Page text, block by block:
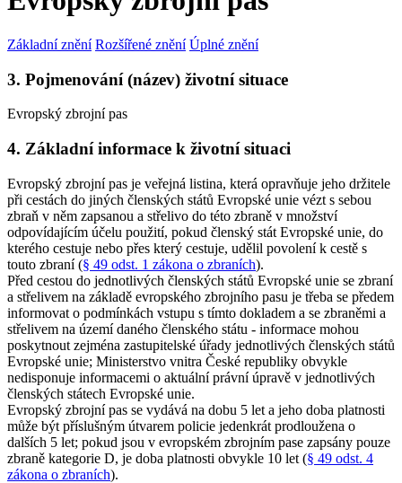
Základní znění Rozšířené znění Úplné znění
3. Pojmenování (název) životní situace
Evropský zbrojní pas
4. Základní informace k životní situaci
Evropský zbrojní pas je veřejná listina, která opravňuje jeho držitele
při cestách do jiných členských států Evropské unie vézt s sebou
zbraň v něm zapsanou a střelivo do této zbraně v množství
odpovídajícím účelu použití, pokud členský stát Evropské unie, do
kterého cestuje nebo přes který cestuje, udělil povolení k cestě s
touto zbraní (§ 49 odst. 1 zákona o zbraních).
Před cestou do jednotlivých členských států Evropské unie se zbraní
a střelivem na základě evropského zbrojního pasu je třeba se předem
informovat o podmínkách vstupu s tímto dokladem a se zbraněmi a
střelivem na území daného členského státu - informace mohou
poskytnout zejména zastupitelské úřady jednotlivých členských států
Evropské unie; Ministerstvo vnitra České republiky obvykle
nedisponuje informacemi o aktuální právní úpravě v jednotlivých
členských státech Evropské unie.
Evropský zbrojní pas se vydává na dobu 5 let a jeho doba platnosti
může být příslušným útvarem policie jedenkrát prodloužena o
dalších 5 let; pokud jsou v evropském zbrojním pase zapsány pouze
zbraně kategorie D, je doba platnosti obvykle 10 let (§ 49 odst. 4
zákona o zbraních).